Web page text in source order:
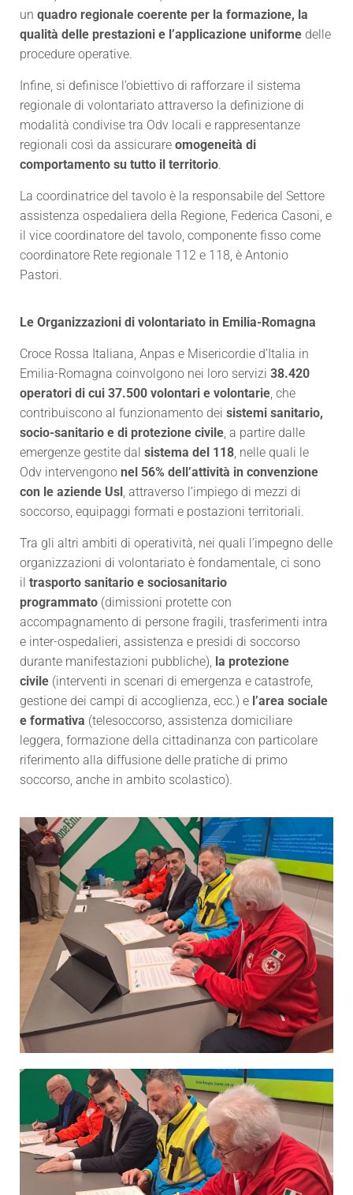
un quadro regionale coerente per la formazione, la
qualità delle prestazioni e l’applicazione uniforme delle
procedure operative.
Infine, si definisce l’obiettivo di rafforzare il sistema
regionale di volontariato attraverso la definizione di
modalità condivise tra Odv locali e rappresentanze
regionali così da assicurare omogeneità di
comportamento su tutto il territorio.
La coordinatrice del tavolo è la responsabile del Settore
assistenza ospedaliera della Regione, Federica Casoni, e
il vice coordinatore del tavolo, componente fisso come
coordinatore Rete regionale 112 e 118, è Antonio
Pastori.
Le Organizzazioni di volontariato in Emilia-Romagna
Croce Rossa Italiana, Anpas e Misericordie d’Italia in
Emilia-Romagna coinvolgono nei loro servizi 38.420
operatori di cui 37.500 volontari e volontarie, che
contribuiscono al funzionamento dei sistemi sanitario,
socio-sanitario e di protezione civile, a partire dalle
emergenze gestite dal sistema del 118, nelle quali le
Odv intervengono nel 56% dell’attività in convenzione
con le aziende Usl, attraverso l’impiego di mezzi di
soccorso, equipaggi formati e postazioni territoriali.
Tra gli altri ambiti di operatività, nei quali l’impegno delle
organizzazioni di volontariato è fondamentale, ci sono
il trasporto sanitario e sociosanitario
programmato (dimissioni protette con
accompagnamento di persone fragili, trasferimenti intra
e inter-ospedalieri, assistenza e presidi di soccorso
durante manifestazioni pubbliche), la protezione
civile (interventi in scenari di emergenza e catastrofe,
gestione dei campi di accoglienza, ecc.) e l’area sociale
e formativa (telesoccorso, assistenza domiciliare
leggera, formazione della cittadinanza con particolare
riferimento alla diffusione delle pratiche di primo
soccorso, anche in ambito scolastico).